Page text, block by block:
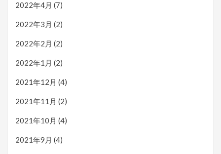
2022年4月 (7)
2022年3月 (2)
2022年2月 (2)
2022年1月 (2)
2021年12月 (4)
2021年11月 (2)
2021年10月 (4)
2021年9月 (4)